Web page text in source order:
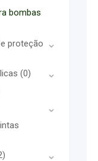
bombas
proteção
(0)